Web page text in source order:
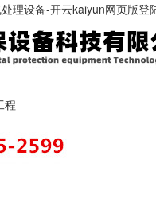
理设备-开云kaiyun网页版登
程